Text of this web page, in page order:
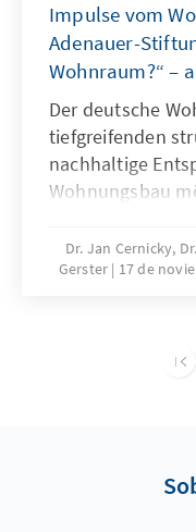
Impulse vom
Adenauer-
Wohnraum?“ –
Der deutsche
tiefgreifenden
nachhaltige
Wohnungsbau
Vorgaben
Zur Lösung des
Dr. Jan Cernicky,
Gerster
17 de